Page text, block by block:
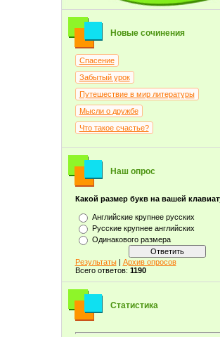
Новые сочинения
Спасение
Забытый урок
Путешествие в мир литературы
Мысли о дружбе
Что такое счастье?
Наш опрос
Какой размер букв на вашей
Английские крупнее русских
Русские крупнее английских
Одинакового размера
Результаты| Архив опросов
Всего ответов: 1190
Статистика